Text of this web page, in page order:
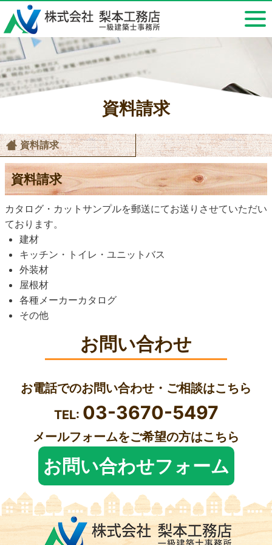
資料請求
資料請求
資料請求
カタログ・カットサンプルを郵送にてお送りさせていただい
ております。
建材
キッチン・トイレ・ユニットバス
外装材
屋根材
各種メーカーカタログ
その他
お問い合わせ
お電話でのお問い合わせ・ご相談はこちら
TEL: 03-3670-5497
メールフォームをご希望の方はこちら
お問い合わせフォーム